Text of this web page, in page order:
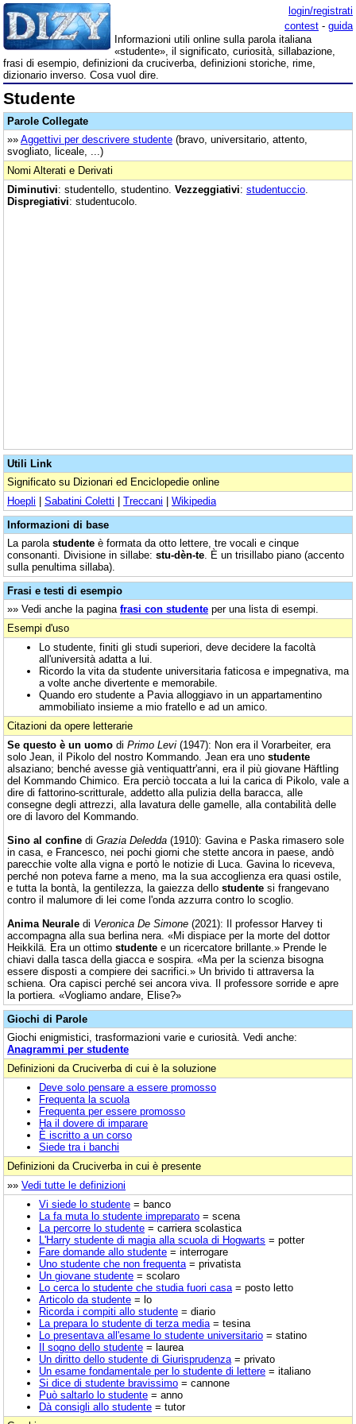
login/registrati
contest - guida
Informazioni utili online sulla parola italiana
«studente», il significato, curiosità, sillabazione,
frasi di esempio, definizioni da cruciverba, definizioni storiche, rime,
dizionario inverso. Cosa vuol dire.
Studente
Parole Collegate
»» Aggettivi per descrivere studente (bravo, universitario, attento,
svogliato, liceale, ...)
Nomi Alterati e Derivati
Diminutivi: studentello, studentino. Vezzeggiativi: studentuccio
Dispregiativi: studentucolo.
Utili Link
Significato su Dizionari ed Enciclopedie online
Hoepli | Sabatini Coletti | Treccani | Wikipedia
Informazioni di base
La parola studente è formata da otto lettere, tre vocali e cinque
consonanti. Divisione in sillabe: stu-dèn-te . È un trisillabo piano (accento
sulla penultima sillaba).
Frasi e testi di esempio
»» Vedi anche la pagina frasi con studente per una lista di esempi.
Esempi d'uso
Lo studente, finiti gli studi superiori, deve decidere la facoltà
all'università adatta a lui.
Ricordo la vita da studente universitaria faticosa e impegnativa, ma
a volte anche divertente e memorabile.
Quando ero studente a Pavia alloggiavo in un appartamentino
ammobiliato insieme a mio fratello e ad un amico.
Citazioni da opere letterarie
Se questo è un uomo di Primo Levi (1947): Non era il Vorarbeiter, era
solo Jean, il Pikolo del nostro Kommando. Jean era uno studente
alsaziano; benché avesse già ventiquattr'anni, era il più giovane Häftling
del Kommando Chimico. Era perciò toccata a lui la carica di Pikolo, vale a
dire di fattorino-scritturale, addetto alla pulizia della baracca, alle
consegne degli attrezzi, alla lavatura delle gamelle, alla contabilità delle
ore di lavoro del Kommando.
Sino al confine di Grazia Deledda (1910): Gavina e Paska rimasero sole
in casa, e Francesco, nei pochi giorni che stette ancora in paese, andò
parecchie volte alla vigna e portò le notizie di Luca. Gavina lo riceveva,
perché non poteva farne a meno, ma la sua accoglienza era quasi ostile,
e tutta la bontà, la gentilezza, la gaiezza dello studente si frangevano
contro il malumore di lei come l'onda azzurra contro lo scoglio.
Anima Neurale di Veronica De Simone (2021): Il professor Harvey ti
accompagna alla sua berlina nera. «Mi dispiace per la morte del dottor
Heikkilä. Era un ottimo studente e un ricercatore brillante.» Prende le
chiavi dalla tasca della giacca e sospira. «Ma per la scienza bisogna
essere disposti a compiere dei sacrifici.» Un brivido ti attraversa la
schiena. Ora capisci perché sei ancora viva. Il professore sorride e apre
la portiera. «Vogliamo andare, Elise?»
Giochi di Parole
Giochi enigmistici, trasformazioni varie e curiosità. Vedi anche:
Anagrammi per studente
Definizioni da Cruciverba di cui è la soluzione
Deve solo pensare a essere promosso
Frequenta la scuola
Frequenta per essere promosso
Ha il dovere di imparare
È iscritto a un corso
Siede tra i banchi
Definizioni da Cruciverba in cui è presente
»» Vedi tutte le definizioni
Vi siede lo studente = banco
La fa muta lo studente impreparato = scena
La percorre lo studente = carriera scolastica
L'Harry studente di magia alla scuola di Hogwarts = potter
Fare domande allo studente = interrogare
Uno studente che non frequenta = privatista
Un giovane studente = scolaro
Lo cerca lo studente che studia fuori casa = posto letto
Articolo da studente = lo
Ricorda i compiti allo studente = diario
La prepara lo studente di terza media = tesina
Lo presentava all'esame lo studente universitario = statino
Il sogno dello studente = laurea
Un diritto dello studente di Giurisprudenza = privato
Un esame fondamentale per lo studente di lettere = italiano
Si dice di studente bravissimo = cannone
Può saltarlo lo studente = anno
Dà consigli allo studente = tutor